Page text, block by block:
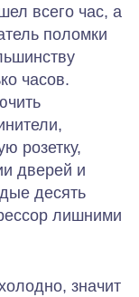
всего час, а
поломки
часов.
розетку,
дверей и
десять
лишними
значит